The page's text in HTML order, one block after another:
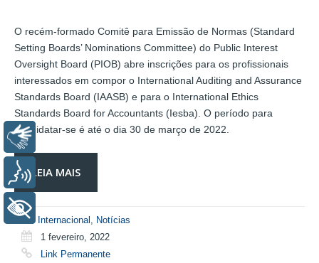
O recém-formado Comitê para Emissão de Normas (Standard
Setting Boards’ Nominations Committee) do Public Interest
Oversight Board (PIOB) abre inscrições para os profissionais
interessados em compor o International Auditing and Assurance
Standards Board (IAASB) e para o International Ethics
Standards Board for Accountants (Iesba). O período para
candidatar-se é até o dia 30 de março de 2022.
LEIA MAIS
Internacional , Notícias
1 fevereiro, 2022
Link Permanente
Libras
Voz